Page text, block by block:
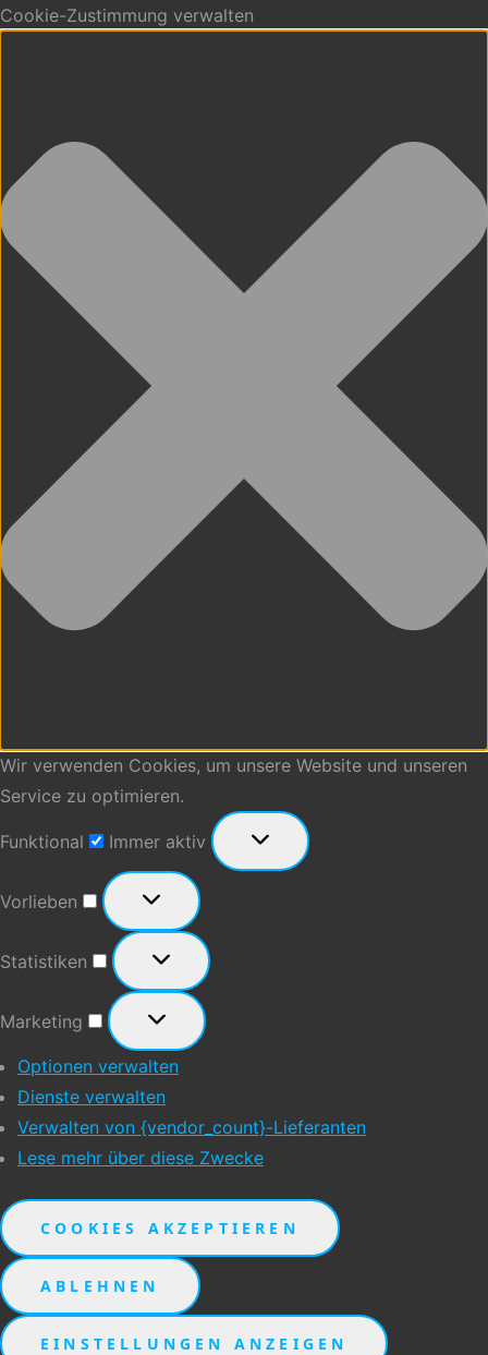
Cookie-Zustimmung verwalten
Wir verwenden Cookies, um unsere Website und unseren
Service zu optimieren.
Funktional Immer aktiv
Vorlieben
Vorlieben
Statistiken
Statistiken
Marketing
Marketing
Optionen verwalten
Dienste verwalten
Verwalten von {vendor_count}-Lieferanten
Lese mehr über diese Zwecke
COOKIES AKZEPTIEREN
ABLEHNEN
EINSTELLUNGEN ANZEIGEN